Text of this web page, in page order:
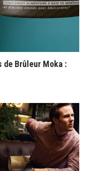
Brûleur Moka :